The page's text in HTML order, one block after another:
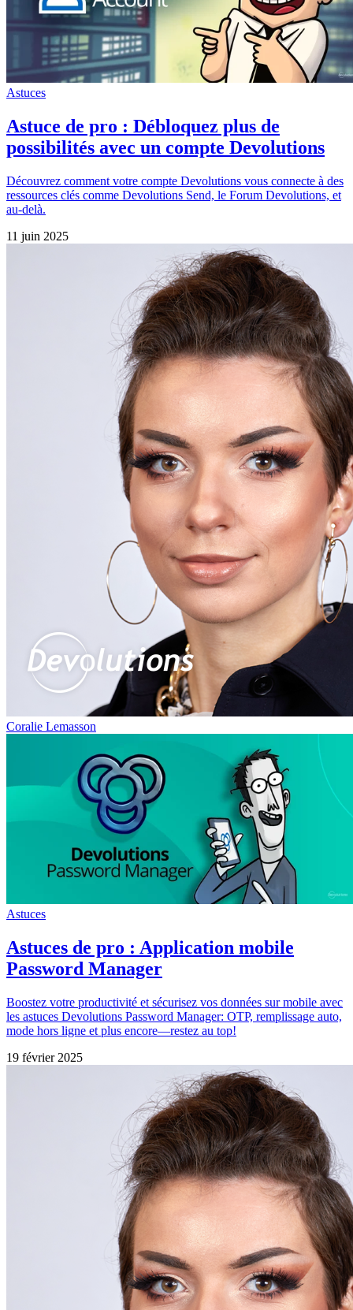
Astuces
Astuce de pro : Débloquez plus de
possibilités avec un compte Devolutions
Découvrez comment votre compte Devolutions vous connecte à des
ressources clés comme Devolutions Send, le Forum Devolutions, et
au-delà.
11 juin 2025
Coralie Lemasson
Astuces
Astuces de pro : Application mobile
Password Manager
Boostez votre productivité et sécurisez vos données sur mobile avec
les astuces Devolutions Password Manager: OTP, remplissage auto,
mode hors ligne et plus encore—restez au top!
19 février 2025